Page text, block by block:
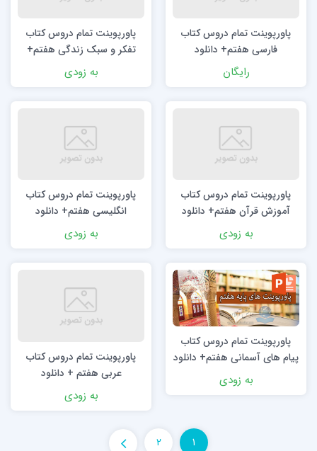
پاورپوینت تمام دروس کتاب
فارسی هفتم+ دانلود
رایگان
پاورپوینت تمام دروس کتاب
تفکر و سبک زندگی هفتم+
دانلود
به زودی
پاورپوینت تمام دروس کتاب
آموزش قرآن هفتم+ دانلود
به زودی
پاورپوینت تمام دروس کتاب
انگلیسی هفتم+ دانلود
به زودی
پاورپوینت تمام دروس کتاب
پیام های آسمانی هفتم+ دانلود
به زودی
پاورپوینت تمام دروس کتاب
عربی هفتم + دانلود
به زودی
1
2